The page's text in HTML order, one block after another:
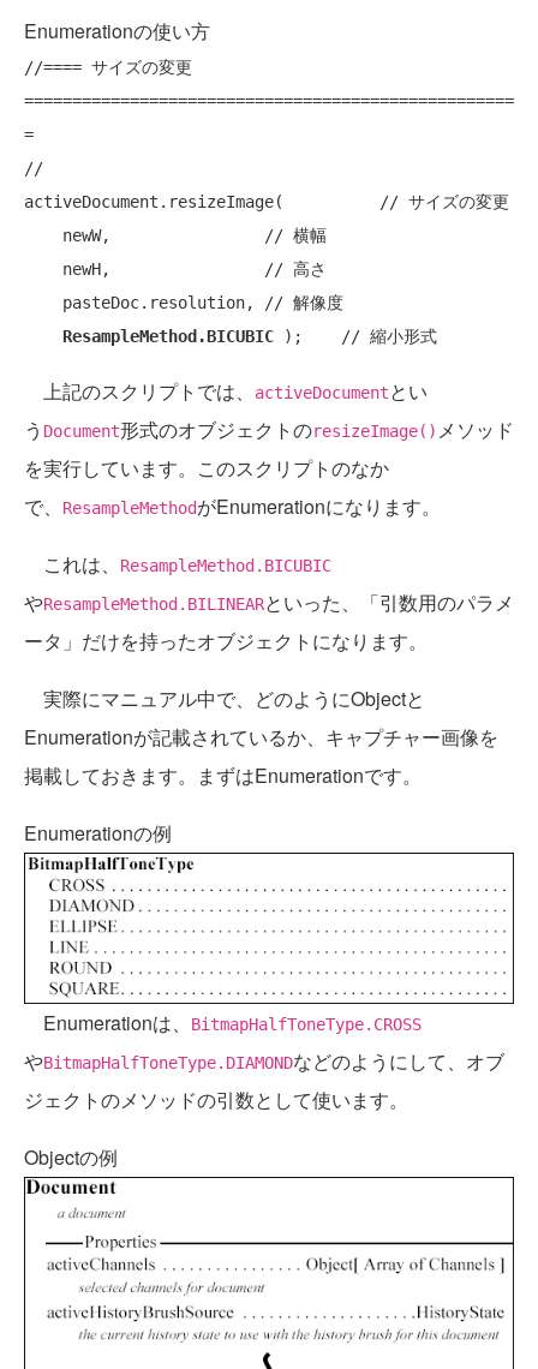
Enumerationの使い方
//==== サイズの変更
===================================================
=
//
activeDocument.resizeImage( // サイズの変更
    newW,
// 横幅
    newH,
// 高さ
    pasteDoc.resolution,
// 解像度
ResampleMethod.BICUBIC ); // 縮小形式
上記のスクリプトでは、 activeDocumentとい
う Document形式のオブジェクトのresizeImage() メソッド
を実行しています。このスクリプトのなか
で、
ResampleMethodがEnumerationになります。
これは、 ResampleMethod.BICUBIC
やResampleMethod.BILINEARといった、「引数用のパラメ
ータ」だけを持ったオブジェクトになります。
実際にマニュアル中で、どのようにObjectと
Enumerationが記載されているか、キャプチャー画像を
掲載しておきます。まずはEnumerationです。
Enumerationの例
Enumerationは、 BitmapHalfToneType.CROSS
やBitmapHalfToneType.DIAMONDなどのようにして、オブ
ジェクトのメソッドの引数として使います。
Objectの例